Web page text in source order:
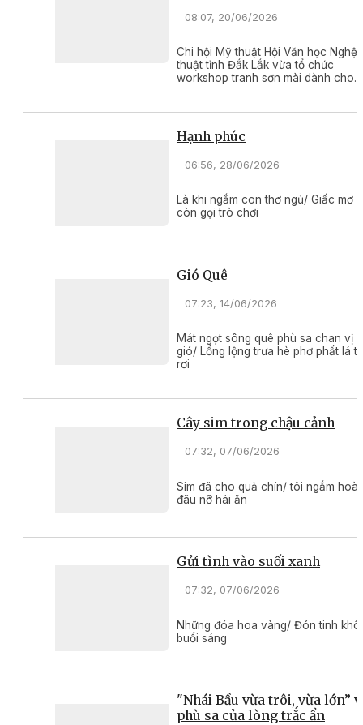
08:07, 20/06/2026
Chi hội Mỹ thuật Hội Văn học Nghệ
thuật tỉnh Đắk Lắk vừa tổ chức
workshop tranh sơn mài dành cho
Trương Văn Linh, Trưởng khoa Mỹ
thuật Trường Cao đẳng Văn hóa
Nghệ thuật Đắk Lắk - người dành
nghệ thuật sơn mài.
Hạnh phúc
06:56, 28/06/2026
Là khi ngắm con thơ ngủ/ Giấc mơ
còn gọi trò chơi
Gió Quê
07:23, 14/06/2026
Mát ngọt sông quê phù sa chan vị
gió/ Lồng lộng trưa hè phơ phất lá
rơi
Cây sim trong chậu cảnh
07:32, 07/06/2026
Sim đã cho quả chín/ tôi ngắm hoài
đâu nỡ hái ăn
Gửi tình vào suối xanh
07:32, 07/06/2026
Những đóa hoa vàng/ Đón tinh khôi
buổi sáng
"Nhái Bầu vừa trôi, vừa lớn”
phù sa của lòng trắc ẩn